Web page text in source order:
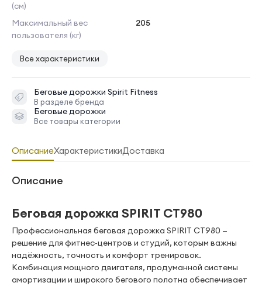
(см)
Максимальный вес
пользователя (кг)
205
Все характеристики
Беговые дорожки Spirit Fitness
В разделе бренда
Беговые дорожки
Все товары категории
ОписаниеХарактеристикиДоставка
Описание
Беговая дорожка SPIRIT CT980
Профессиональная беговая дорожка SPIRIT CT980 —
решение для фитнес‑центров и студий, которым важны
надёжность, точность и комфорт тренировок.
Комбинация мощного двигателя, продуманной системы
амортизации и широкого бегового полотна обеспечивает